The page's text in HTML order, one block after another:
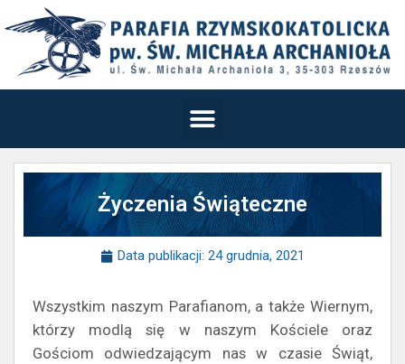
Życzenia Świąteczne
Data publikacji: 24 grudnia, 2021
Wszystkim naszym Parafianom, a także Wiernym,
którzy modlą się w naszym Kościele oraz
Gościom odwiedzającym nas w czasie Świąt,